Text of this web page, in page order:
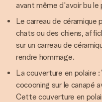
avant même d'avoir bu le
Le carreau de céramique
chats ou des chiens,
sur un carreau de
rendre hommage.
La couverture en polaire
cocooning sur le canapé
Cette couverture en